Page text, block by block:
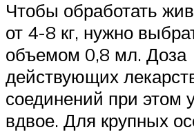
Чтобы обработать
от 4-8 кг, нужно
объемом 0,8 мл. Доза
действующих
соединений при этом
вдвое. Для крупных